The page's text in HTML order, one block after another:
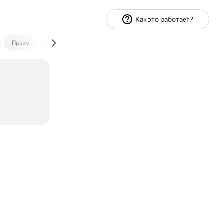
Право Экономика и финансы
Как это работает?